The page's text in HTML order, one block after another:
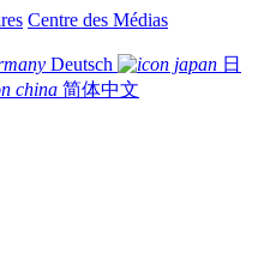
Centre des Médias
Deutsch
日
简体中文